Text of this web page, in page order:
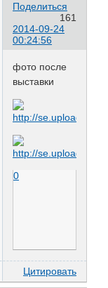
Поделиться
161
2014-09-24
00:24:56
фото после
выставки
0
Цитировать